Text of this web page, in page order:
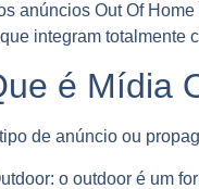
anúncios Out Of
integram totalmente
é Mídia
de anúncio ou
o outdoor é um